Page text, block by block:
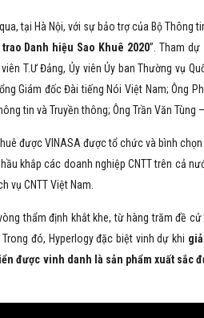
tại Hà Nội, với sự bảo trợ của Bộ Thông
trao Danh hiệu Sao Khuê 2020”. Tham
T.Ư Đảng, Ủy viên Ủy ban Thường vụ
Giám đốc Đài tiếng Nói Việt Nam; Ông
tin và Truyền thông; Ông Trần Văn Tùng
được VINASA được tổ chức và bình
khắp các doanh nghiệp CNTT trên cả
vụ CNTT Việt Nam.
thẩm định khắt khe, từ hàng trăm đề
Trong đó, Hyperlogy đặc biệt vinh dự khi
được vinh danh là sản phẩm xuất sắc